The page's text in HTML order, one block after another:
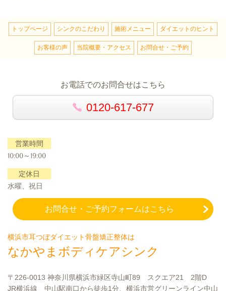
トップページ シンクのこだわり 施術メニュー ダイエットのヒント
お客様の声 当院概要・アクセス お問合せ・ご予約
お電話でのお問合せはこちら
0120-617-677
営業時間
10:00～19:00
定休日
水曜、祝日
お問合せ・ご予約フォームはこちら
横浜市耳つぼダイエット骨盤矯正整体は
なかやまボディケアシンク
〒226-0013 神奈川県横浜市緑区寺山町89 スクエア21 2階D
JR横浜線 中山駅南口から徒歩1分、横浜市営グリーンライン中山